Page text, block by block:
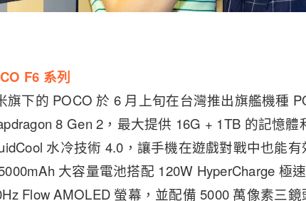
F6 系列
旗下的 POCO 於 6 月上旬在台灣推出旗艦機種
8 Gen 2，最大提供 16G + 1TB 的記憶
水冷技術 4.0，讓手機在遊戲對戰中也能
大容量電池搭配 120W HyperCharge 極
Flow AMOLED 螢幕，並配備 5000 萬像素三